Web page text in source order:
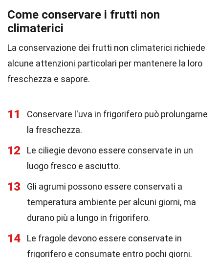
Come conservare i frutti non
climaterici
La conservazione dei frutti non climaterici richiede
alcune attenzioni particolari per mantenere la loro
freschezza e sapore.
11
Conservare l'uva in frigorifero può prolungarne
la freschezza.
12
Le ciliegie devono essere conservate in un
luogo fresco e asciutto.
13
Gli agrumi possono essere conservati a
temperatura ambiente per alcuni giorni, ma
durano più a lungo in frigorifero.
14
Le fragole devono essere conservate in
frigorifero e consumate entro pochi giorni.